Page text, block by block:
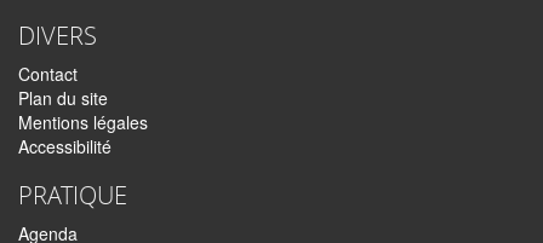
DIVERS
Contact
Plan du site
Mentions légales
Accessibilité
PRATIQUE
Agenda